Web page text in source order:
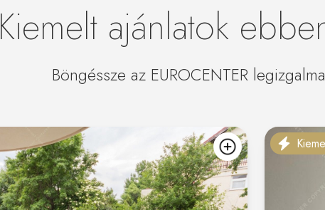
Kiemelt ajánlatok
Böngéssze az EUROCENTER
kedvencekhez